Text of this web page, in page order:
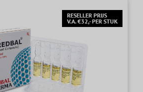
RESELLER PRIJS
V.A. €32,- PER STUK